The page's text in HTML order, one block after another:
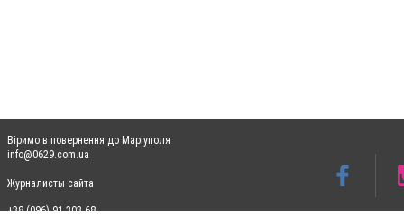
Віримо в повернення до Маріуполя
info@0629.com.ua
Журналисты сайта
+38 (096) 91 303 68